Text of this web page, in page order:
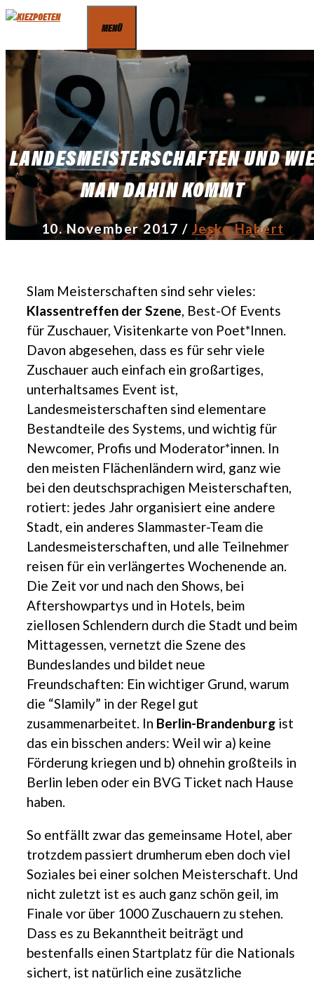
Zum
springen
MENÜ
LANDESMEISTERSCHAFTEN UND
MAN DAHIN KOMMT
10. November 2017 / Jesko Habert
Slam Meisterschaften sind sehr vieles:
Klassentreffen der Szene , Best-Of Events
für Zuschauer, Visitenkarte von Poet*Innen.
Davon abgesehen, dass es für sehr viele
Zuschauer auch einfach ein großartiges,
unterhaltsames Event ist,
Landesmeisterschaften sind elementare
Bestandteile des Systems, und wichtig für
Newcomer, Profis und Moderator*innen. In
den meisten Flächenländern wird, ganz wie
bei den deutschsprachigen Meisterschaften,
rotiert: jedes Jahr organisiert eine andere
Stadt, ein anderes Slammaster-Team die
Landesmeisterschaften, und alle Teilnehmer
reisen für ein verlängertes Wochenende an.
Die Zeit vor und nach den Shows, bei
Aftershowpartys und in Hotels, beim
ziellosen Schlendern durch die Stadt und beim
Mittagessen, vernetzt die Szene des
Bundeslandes und bildet neue
Freundschaften: Ein wichtiger Grund, warum
die “Slamily” in der Regel gut
zusammenarbeitet. In Berlin-Brandenburg ist
das ein bisschen anders: Weil wir a) keine
Förderung kriegen und b) ohnehin großteils in
Berlin leben oder ein BVG Ticket nach Hause
haben.
So entfällt zwar das gemeinsame Hotel, aber
trotzdem passiert drumherum eben doch viel
Soziales bei einer solchen Meisterschaft. Und
nicht zuletzt ist es auch ganz schön geil, im
Finale vor über 1000 Zuschauern zu stehen.
Dass es zu Bekanntheit beiträgt und
bestenfalls einen Startplatz für die Nationals
sichert, ist natürlich eine zusätzliche